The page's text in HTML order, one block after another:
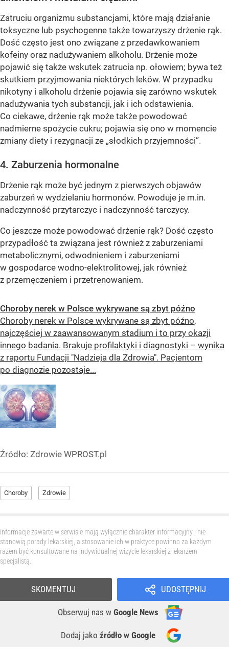
Zatruciu organizmu substancjami, które mają działanie
toksyczne lub psychogenne także towarzyszy drżenie rąk.
Dość często jest ono związane z przedawkowaniem
kofeiny oraz nadużywaniem alkoholu. Drżenie może
pojawić się także wskutek zatrucia np. ołowiem; bywa też
skutkiem przyjmowania niektórych leków. W przypadku
nikotyny i alkoholu drżenie pojawia się zarówno wskutek
nadużywania tych substancji, jak i ich odstawienia.
Co ciekawe, drżenie rąk może także powodować
nadmierne spożycie cukru; pojawia się ono w momencie
zmiany diety i rezygnacji ze „słodkich przyjemności”.
4. Zaburzenia hormonalne
Drżenie rąk może być jednym z pierwszych objawów
zaburzeń w wydzielaniu hormonów. Powoduje je m.in.
nadczynność przytarczyc i nadczynność tarczycy.
Co jeszcze może powodować drżenie rąk? Dość często
przypadłość ta związana jest również z zaburzeniami
metabolicznymi, odwodnieniem i zaburzeniami
w gospodarce wodno-elektrolitowej, jak również
z przemęczeniem i przetrenowaniem.
Choroby nerek w Polsce wykrywane są zbyt późno
Choroby nerek w Polsce wykrywane są zbyt późno,
najczęściej w zaawansowanym stadium i to przy okazji
innego badania. Brakuje profilaktyki i diagnostyki – wynika
z raportu Fundacji "Nadzieja dla Zdrowia". Pacjentom
po diagnozie pozostaje...
Źródło: Zdrowie WPROST.pl
Choroby Zdrowie
Informacje zawarte w serwisie mają wyłącznie charakter informacyjny i nie
stanowią porady lekarskiej, a stosowanie ich w praktyce powinno za każdym
razem być konsultowane na indywidualnej wizycie lekarskiej z lekarzem
specjalistą.
UDOSTĘPNIJ
Obserwuj nas w Google News
Dodaj jako źródło w Google
SKOMENTUJ